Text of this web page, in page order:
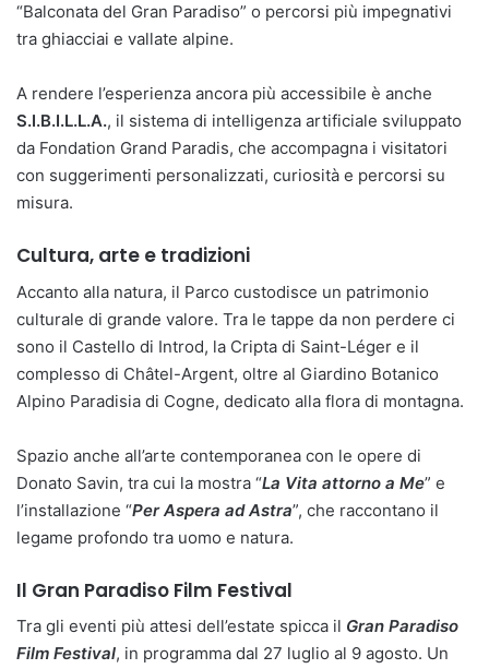
“Balconata del Gran Paradiso” o percorsi più impegnativi
tra ghiacciai e vallate alpine.
A rendere l’esperienza ancora più accessibile è anche
S.I.B.I.L.L.A., il sistema di intelligenza artificiale sviluppato
da Fondation Grand Paradis, che accompagna i visitatori
con suggerimenti personalizzati, curiosità e percorsi su
misura.
Cultura, arte e tradizioni
Accanto alla natura, il Parco custodisce un patrimonio
culturale di grande valore. Tra le tappe da non perdere ci
sono il Castello di Introd, la Cripta di Saint-Léger e il
complesso di Châtel-Argent, oltre al Giardino Botanico
Alpino Paradisia di Cogne, dedicato alla flora di montagna.
Spazio anche all’arte contemporanea con le opere di
Donato Savin, tra cui la mostra “La Vita attorno a Me” e
l’installazione “Per Aspera ad Astra”, che raccontano il
legame profondo tra uomo e natura.
Il Gran Paradiso Film Festival
Tra gli eventi più attesi dell’estate spicca il Gran Paradiso
Film Festival, in programma dal 27 luglio al 9 agosto. Un